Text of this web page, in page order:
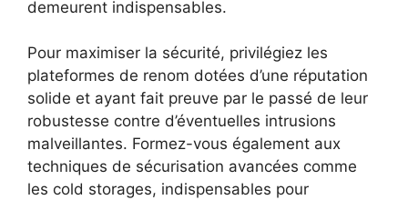
demeurent indispensables.
Pour maximiser la sécurité, privilégiez les
plateformes de renom dotées d’une réputation
solide et ayant fait preuve par le passé de leur
robustesse contre d’éventuelles intrusions
malveillantes. Formez-vous également aux
techniques de sécurisation avancées comme
les cold storages, indispensables pour